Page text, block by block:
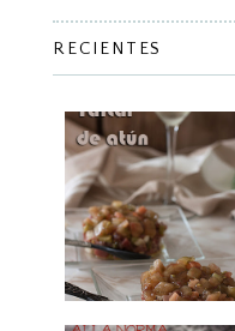
RECIENTES